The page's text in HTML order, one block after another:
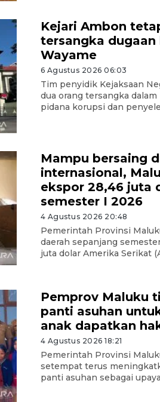
Kejari Ambon
tersangka dugaan
Wayame
6 Agustus 2026 06:03
Tim penyidik Kejaksaan
dua orang tersangka
pidana korupsi dan
Mampu bersaing
internasional,
ekspor 28,46 juta
semester I 2026
4 Agustus 2026 20:48
Pemerintah Provinsi
daerah sepanjang
juta dolar Amerika Serikat
Pemprov Maluku
panti asuhan
anak dapatkan
4 Agustus 2026 18:21
Pemerintah Provinsi
setempat terus
panti asuhan sebagai upaya
Unjuk
Pasar
5 Mei 2026